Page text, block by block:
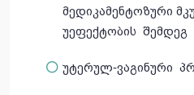
მედიკამენტოზური
უეფექტობის შემდეგ
უტერულ-ვაგინური